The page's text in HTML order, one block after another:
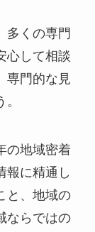
多くの専門
心して相談
専門的な見
の地域密着
報に精通し
と、地域の
ならではの